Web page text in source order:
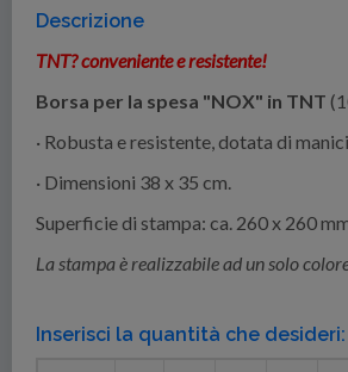
Descrizione
TNT? conveniente e resistente!
Borsa per la spesa "NOX" in TNT
· Robusta e resistente, dotata di
· Dimensioni 38 x 35 cm.
Superficie di stampa: ca. 260 x 260
La stampa è realizzabile ad un solo
Inserisci la quantità che desideri: